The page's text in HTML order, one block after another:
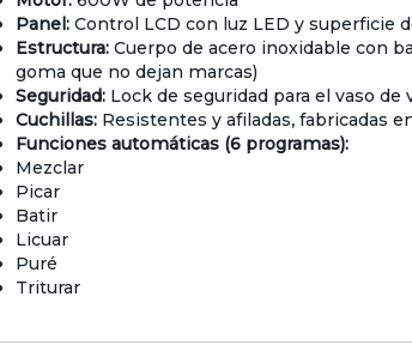
Panel: Control LCD con luz LED y superficie
Estructura: Cuerpo de acero inoxidable con
goma que no dejan marcas)
Seguridad: Lock de seguridad para el vaso de
Cuchillas: Resistentes y afiladas, fabricadas
Funciones automáticas (6 programas):
Mezclar
Picar
Batir
Licuar
Puré
Triturar